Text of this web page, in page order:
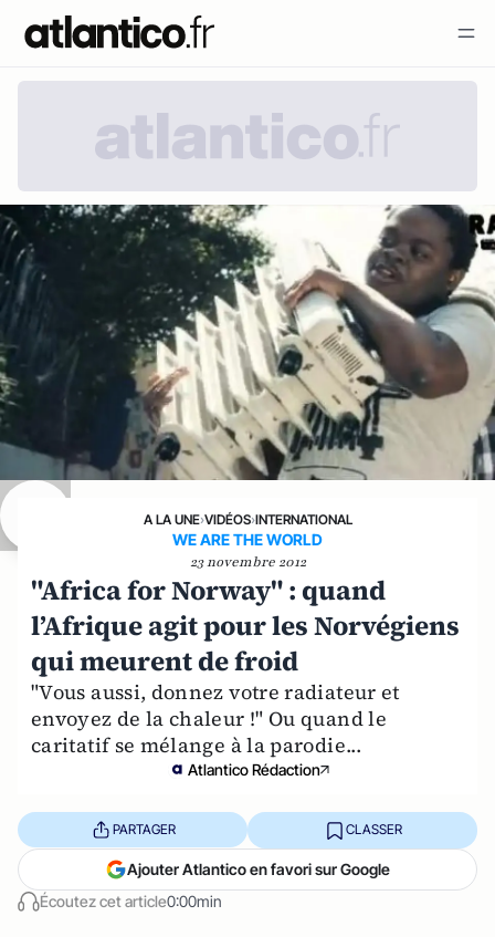
A LA UNE›VIDÉOS›INTERNATIONAL
WE ARE THE WORLD
23 novembre 2012
"Africa for Norway" : quand
l’Afrique agit pour les Norvégiens
qui meurent de froid
"Vous aussi, donnez votre radiateur et
envoyez de la chaleur !" Ou quand le
caritatif se mélange à la parodie...
Atlantico Rédaction
Écoutez cet article0:00min
PARTAGER CLASSER
Ajouter Atlantico en favori sur Google